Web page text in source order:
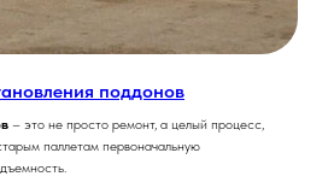
поддонов
– это не просто ремонт, а целый процесс,
паллетам первоначальную